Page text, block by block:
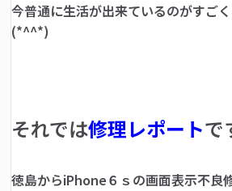
今普通に生活が出来ているのがすご
(*^^*)
それでは修理レポートで
徳島からiPhone６ｓの画面表示不良